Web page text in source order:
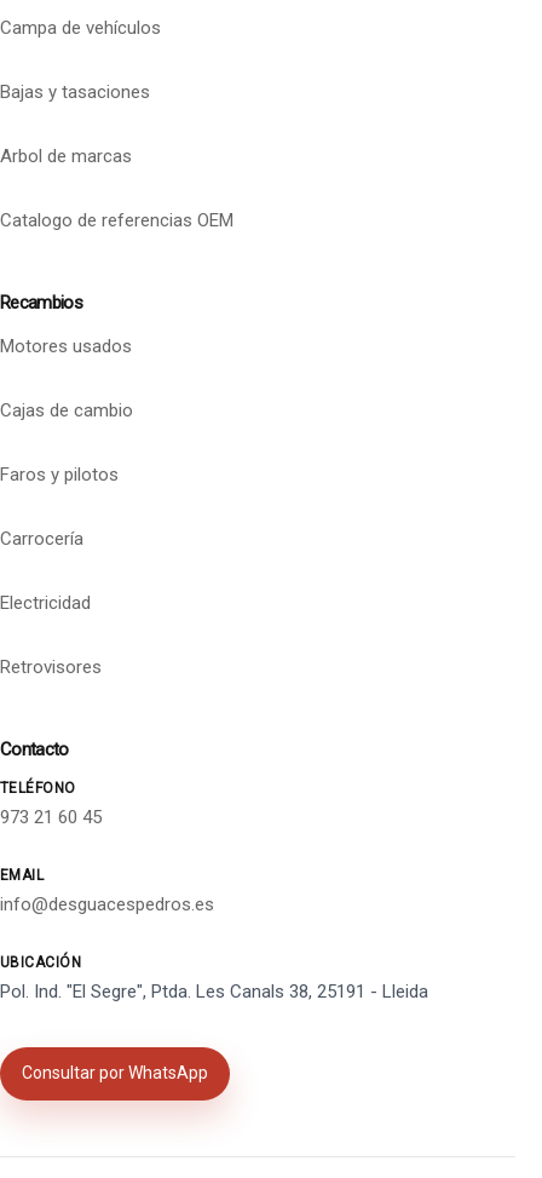
Campa de vehículos
Bajas y tasaciones
Arbol de marcas
Catalogo de referencias OEM
Recambios
Motores usados
Cajas de cambio
Faros y pilotos
Carrocería
Electricidad
Retrovisores
Contacto
TELÉFONO
973 21 60 45
EMAIL
info@desguacespedros.es
UBICACIÓN
Pol. Ind. "El Segre", Ptda. Les Canals 38, 25191 - Lleida
Consultar por WhatsApp